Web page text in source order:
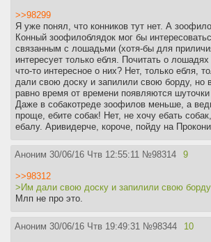
>>98299
Я уже понял, что конников тут нет. А
Конный зоофилоблядок мог бы
связанным с лошадьми (хотя-бы для
интересует только ебля. Почитать о
что-то интересное о них? Нет, только ебля,
дали свою доску и запилили свою борду, но
равно время от времени появляются
Даже в собакотреде зоофилов меньше, а
проще, ебите собак! Нет, не хочу ебать
ебалу. Аривидерче, короче, пойду на
Аноним 30/06/16 Чтв 12:55:11 №98314 9
>>98312
>Им дали свою доску и запилили свою борду
Млп не про это.
Аноним 30/06/16 Чтв 19:49:31 №98344 10